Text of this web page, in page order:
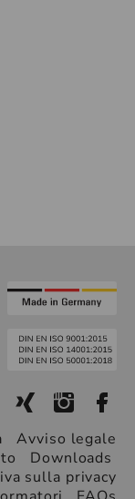
Avviso legale
Downloads
sulla privacy